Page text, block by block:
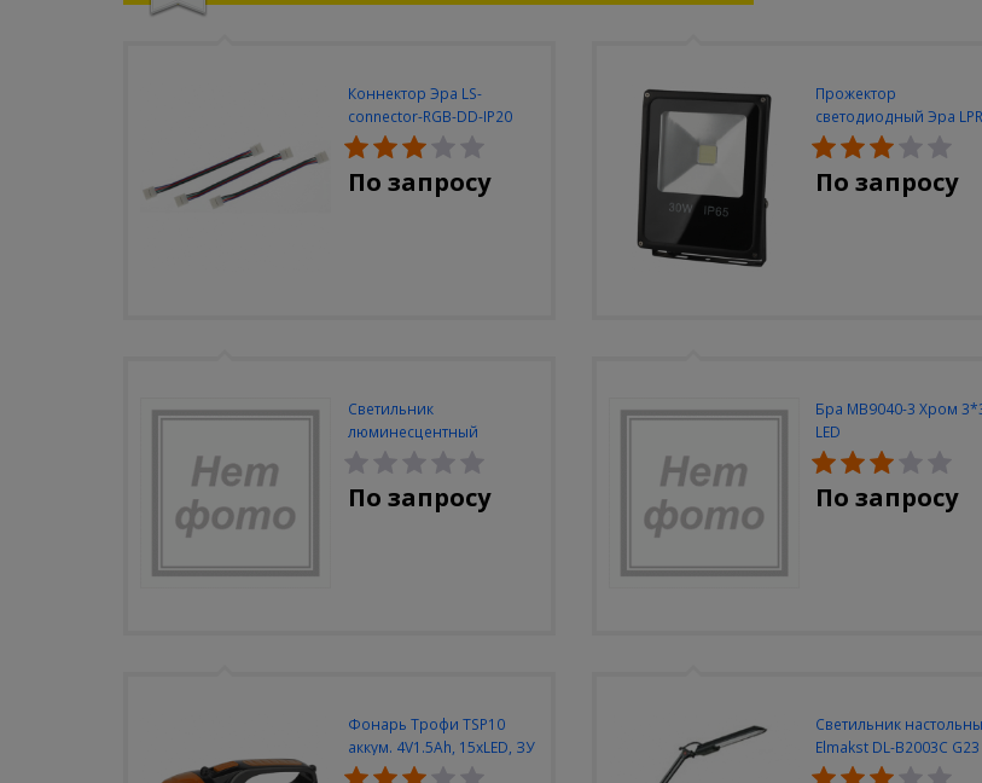
Коннектор Эра LS-
connector-RGB-DD-IP20
(3шт/уп)
По запросу
Прожектор
светодиодный Эра
30W-6500K-M
По запросу
Светильник
люминесцентный
Navigator NEL-A2-E130-T4-
840/WH
По запросу
Бра MB9040-3 Хром
LED
По запросу
Фонарь Трофи TSP10
аккум. 4V1.5Ah, 15xLED, ЗУ
вилка 220V
Светильник
Elmakst DL-B2003C G23
черный струбцина